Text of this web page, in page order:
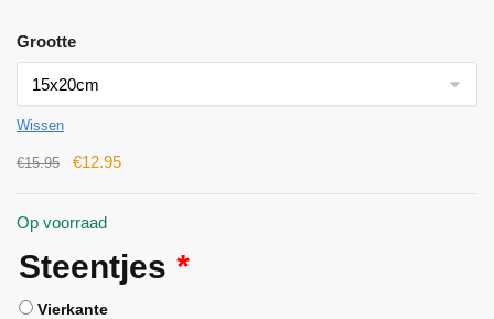
Grootte
Wissen
€15.95 €12.95
Op voorraad
Steentjes *
Vierkante